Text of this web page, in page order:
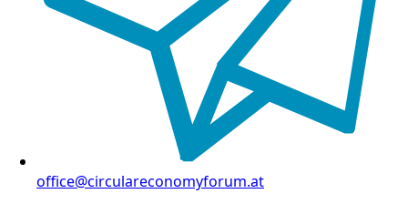
office@circulareconomyforum.at